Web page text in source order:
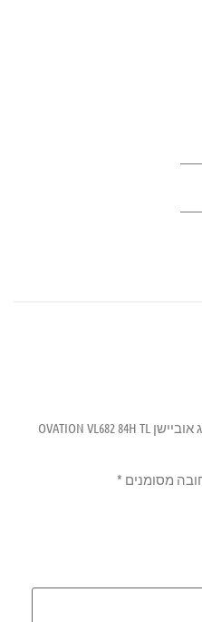
היה הראשון לכתוב סקירה “צמיג אוביישן OVATION VL682 84H TL
מסומנים*